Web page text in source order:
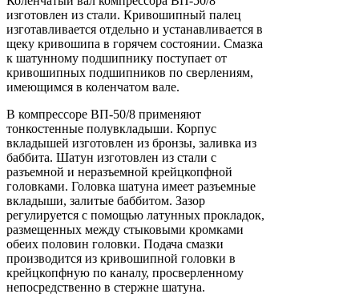
изготовлен из стали. Кривошипный палец
изготавливается отдельно и устанавливается в
щеку кривошипа в горячем состоянии. Смазка
к шатунному подшипнику поступает от
кривошипных подшипников по сверлениям,
имеющимся в коленчатом вале.
В компрессоре ВП-50/8 применяют
тонкостенные полувкладыши. Корпус
вкладышей изготовлен из бронзы, заливка из
баббита. Шатун изготовлен из стали с
разъемной и неразъемной крейцкопфной
головками. Головка шатуна имеет разъемные
вкладыши, залитые баббитом. Зазор
регулируется с помощью латунных прокладок,
размещенных между стыковыми кромками
обеих половин головки. Подача смазки
производится из кривошипной головки в
крейцкопфную по каналу, просверленному
непосредственно в стержне шатуна.